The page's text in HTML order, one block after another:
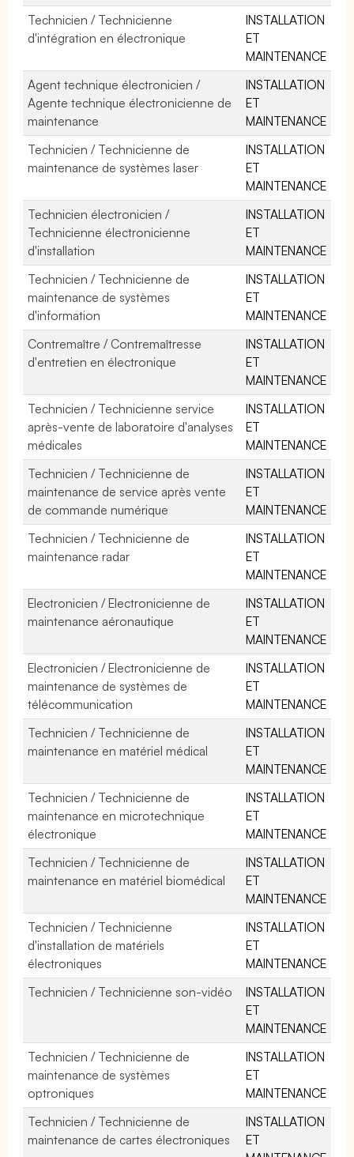
Technicien / Technicienne
d'intégration en électronique
INSTALLATION
ET
MAINTENANCE
Agent technique électronicien /
Agente technique électronicienne de
maintenance
INSTALLATION
ET
MAINTENANCE
Technicien / Technicienne de
maintenance de systèmes laser
INSTALLATION
ET
MAINTENANCE
Technicien électronicien /
Technicienne électronicienne
d'installation
INSTALLATION
ET
MAINTENANCE
Technicien / Technicienne de
maintenance de systèmes
d'information
INSTALLATION
ET
MAINTENANCE
Contremaître / Contremaîtresse
d'entretien en électronique
INSTALLATION
ET
MAINTENANCE
Technicien / Technicienne service
après-vente de laboratoire d'analyses
médicales
INSTALLATION
ET
MAINTENANCE
Technicien / Technicienne de
maintenance de service après vente
de commande numérique
INSTALLATION
ET
MAINTENANCE
Technicien / Technicienne de
maintenance radar
INSTALLATION
ET
MAINTENANCE
Electronicien / Electronicienne de
maintenance aéronautique
INSTALLATION
ET
MAINTENANCE
Electronicien / Electronicienne de
maintenance de systèmes de
télécommunication
INSTALLATION
ET
MAINTENANCE
Technicien / Technicienne de
maintenance en matériel médical
INSTALLATION
ET
MAINTENANCE
Technicien / Technicienne de
maintenance en microtechnique
électronique
INSTALLATION
ET
MAINTENANCE
Technicien / Technicienne de
maintenance en matériel biomédical
INSTALLATION
ET
MAINTENANCE
Technicien / Technicienne
d'installation de matériels
électroniques
INSTALLATION
ET
MAINTENANCE
Technicien / Technicienne son-vidéo
INSTALLATION
ET
MAINTENANCE
Technicien / Technicienne de
maintenance de systèmes
optroniques
INSTALLATION
ET
MAINTENANCE
Technicien / Technicienne de
maintenance de cartes électroniques
INSTALLATION
ET